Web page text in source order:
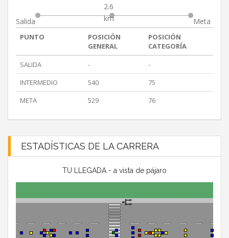
Salida
2.6
km
Meta
PUNTO
POSICIÓN
GENERAL
POSICIÓN
CATEGORÍA
SALIDA
-
-
INTERMEDIO
540
75
META
529 76
ESTADÍSTICAS DE LA CARRERA
TU LLEGADA - a vista de pájaro